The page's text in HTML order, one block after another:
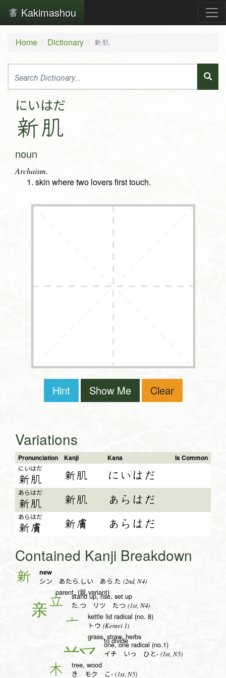
Kakimashou
Home Dictionary 新肌
にい
新
はだ
肌
noun
Archaism.
skin where two lovers first touch.
Hint Show Me Clear
Variations
Pronunciation Kanji Kana Is Common
にい
新
はだ
肌 新肌 にいはだ
あら
新
はだ
肌 新肌 あらはだ
あら
新
はだ
膚 新膚 あらはだ
Contained Kanji Breakdown
新 new
シン あたら.しい あら.た (2nd, N4)
parent, (親 variant)
立 stand up, rise, set up
た.つ リツ たつ (1st, N4)
亠 kettle lid radical (no. 8)
トウ (Kentei 1)
grass, straw, herbs
to divide
一 one, one radical (no.1)
イチ いっ ひと- (1st, N5)
木 tree, wood
き モク こ- (1st, N5)